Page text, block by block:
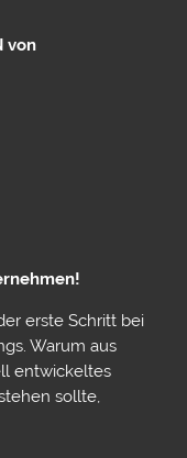
von
erste Schritt bei
Warum aus
entwickeltes
sollte,